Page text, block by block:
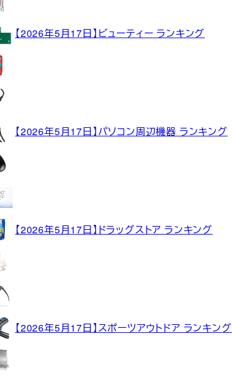
【2026年5月17日】ビューティー ランキング
【2026年5月17日】パソコン周辺機器 ランキング
【2026年5月17日】ドラッグストア ランキング
【2026年5月17日】スポーツアウトドア ランキング